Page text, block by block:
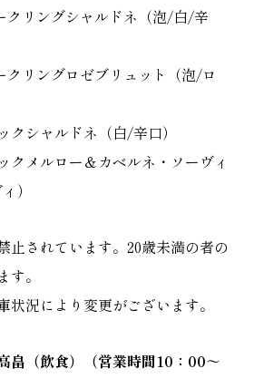
リングシャルドネ（泡/白/辛
リングロゼブリュット（泡/ロ
シャルドネ（白/辛口）
メルロー＆カベルネ・ソーヴィ
）
されています。20歳未満の者の
。
況により変更がございます。
（飲食）（営業時間10：00～